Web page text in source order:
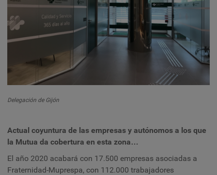
Delegación de Gijón
Actual coyuntura de las empresas y autónomos a los que
la Mutua da cobertura en esta zona…
El año 2020 acabará con 17.500 empresas asociadas a
Fraternidad-Muprespa, con 112.000 trabajadores